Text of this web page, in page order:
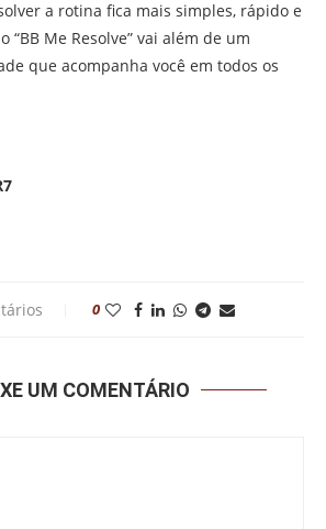
a rotina fica mais simples, rápido e
“BB Me Resolve” vai além de um
que acompanha você em todos os
0
UM COMENTÁRIO